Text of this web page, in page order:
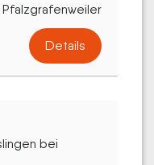
Details
bei